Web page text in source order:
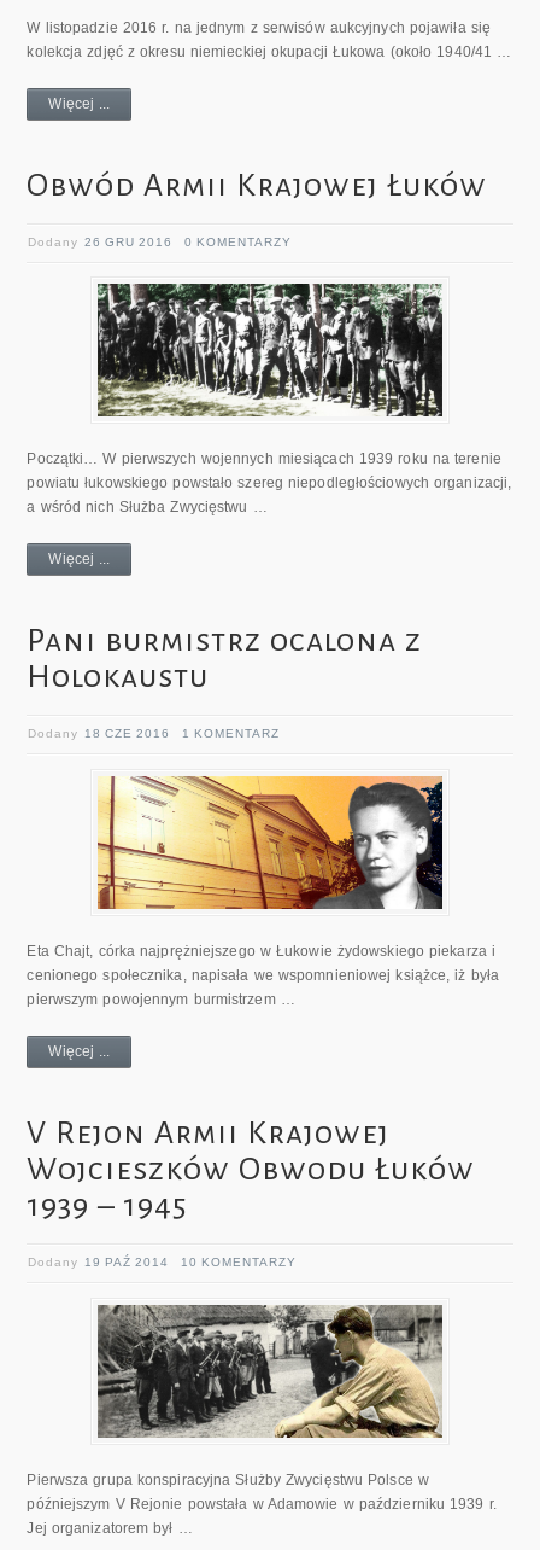
W listopadzie 2016 r. na jednym z serwisów aukcyjnych pojawiła się
kolekcja zdjęć z okresu niemieckiej okupacji Łukowa (około 1940/41 …
Więcej ...
Obwód Armii Krajowej Łuków
Dodany26 GRU 2016 0 KOMENTARZY
Początki… W pierwszych wojennych miesiącach 1939 roku na terenie
powiatu łukowskiego powstało szereg niepodległościowych organizacji,
a wśród nich Służba Zwycięstwu …
Więcej ...
Pani burmistrz ocalona z
Holokaustu
Dodany 18 CZE 2016 1 KOMENTARZ
Eta Chajt, córka najprężniejszego w Łukowie żydowskiego piekarza i
cenionego społecznika, napisała we wspomnieniowej książce, iż była
pierwszym powojennym burmistrzem …
Więcej ...
V Rejon Armii Krajowej
Wojcieszków Obwodu Łuków
1939 – 1945
Dodany 19 PAŹ 2014 10 KOMENTARZY
Pierwsza grupa konspiracyjna Służby Zwycięstwu Polsce w
późniejszym V Rejonie powstała w Adamowie w październiku 1939 r.
Jej organizatorem był …